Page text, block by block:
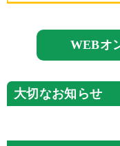
WEBオ
大切なお知らせ